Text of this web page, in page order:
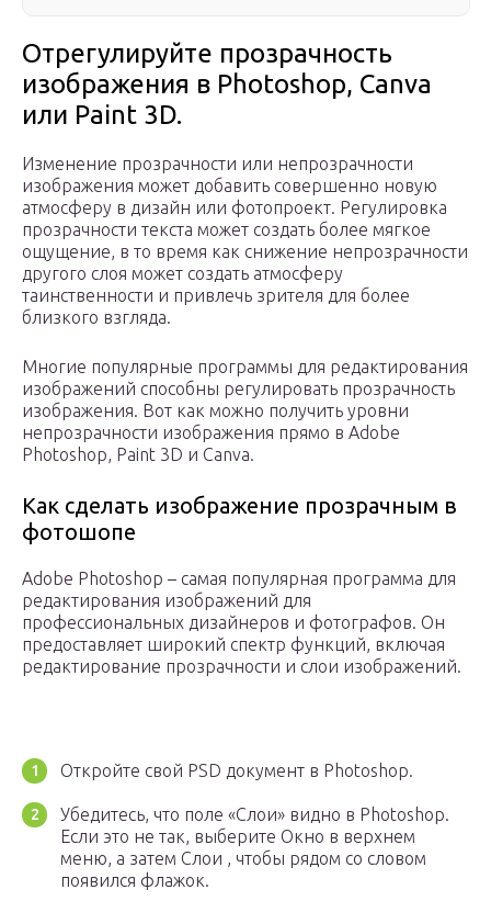
Отрегулируйте прозрачность
изображения в Photoshop, Canva
или Paint 3D.
Изменение прозрачности или непрозрачности
изображения может добавить совершенно новую
атмосферу в дизайн или фотопроект. Регулировка
прозрачности текста может создать более мягкое
ощущение, в то время как снижение непрозрачности
другого слоя может создать атмосферу
таинственности и привлечь зрителя для более
близкого взгляда.
Многие популярные программы для редактирования
изображений способны регулировать прозрачность
изображения. Вот как можно получить уровни
непрозрачности изображения прямо в Adobe
Photoshop, Paint 3D и Canva.
Как сделать изображение прозрачным в
фотошопе
Adobe Photoshop – самая популярная программа для
редактирования изображений для
профессиональных дизайнеров и фотографов. Он
предоставляет широкий спектр функций, включая
редактирование прозрачности и слои изображений.
Откройте свой PSD документ в Photoshop.
Убедитесь, что поле «Слои» видно в Photoshop.
Если это не так, выберите Окно в верхнем
меню, а затем Слои , чтобы рядом со словом
появился флажок.